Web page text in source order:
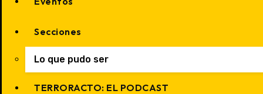
Secciones
Lo que pudo ser
TERRORACTO: EL PODCAST